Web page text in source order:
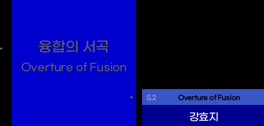
융합의 서곡
Overture of Fusion
S.2 Overture of Fusion
강효지